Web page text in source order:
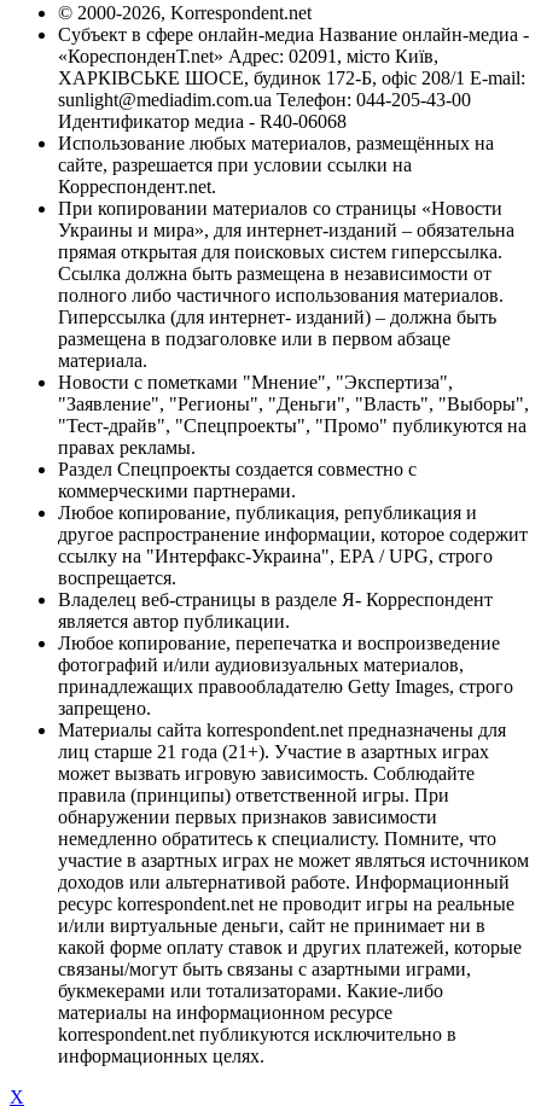
© 2000-2026, Korrespondent.net
Субъект в сфере онлайн-медиа Название онлайн-медиа -
«КореспонденТ.net» Адрес: 02091, місто Київ,
ХАРКІВСЬКЕ ШОСЕ, будинок 172-Б, офіс 208/1 E-mail:
sunlight@mediadim.com.ua Телефон: 044-205-43-00
Идентификатор медиа - R40-06068
Использование любых материалов, размещённых на
сайте, разрешается при условии ссылки на
Корреспондент.net.
При копировании материалов со страницы «Новости
Украины и мира», для интернет-изданий – обязательна
прямая открытая для поисковых систем гиперссылка.
Ссылка должна быть размещена в независимости от
полного либо частичного использования материалов.
Гиперссылка (для интернет- изданий) – должна быть
размещена в подзаголовке или в первом абзаце
материала.
Новости с пометками "Мнение", "Экспертиза",
"Заявление", "Регионы", "Деньги", "Власть", "Выборы",
"Тест-драйв", "Спецпроекты", "Промо" публикуются на
правах рекламы.
Раздел Спецпроекты создается совместно с
коммерческими партнерами.
Любое копирование, публикация, републикация и
другое распространение информации, которое содержит
ссылку на "Интерфакс-Украина", EPA / UPG, строго
воспрещается.
Владелец веб-страницы в разделе Я- Корреспондент
является автор публикации.
Любое копирование, перепечатка и воспроизведение
фотографий и/или аудиовизуальных материалов,
принадлежащих правообладателю Getty Images, строго
запрещено.
Материалы сайта korrespondent.net предназначены для
лиц старше 21 года (21+). Участие в азартных играх
может вызвать игровую зависимость. Соблюдайте
правила (принципы) ответственной игры. При
обнаружении первых признаков зависимости
немедленно обратитесь к специалисту. Помните, что
участие в азартных играх не может являться источником
доходов или альтернативой работе. Информационный
ресурс korrespondent.net не проводит игры на реальные
и/или виртуальные деньги, сайт не принимает ни в
какой форме оплату ставок и других платежей, которые
связаны/могут быть связаны с азартными играми,
букмекерами или тотализаторами. Какие-либо
материалы на информационном ресурсе
korrespondent.net публикуются исключительно в
информационных целях.
X